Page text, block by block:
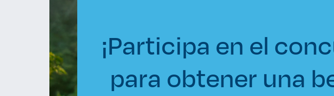
¡Participa en el
para obtener una